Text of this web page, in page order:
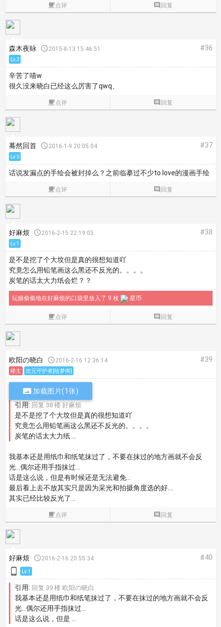
点评  回复
森木夜昹 2015-8-13 15:46:51 #36
Lv.2
辛苦了喵w
很久没来晓白已经这么厉害了qwq、
点评  回复
蓦然回首 2016-1-9 20:05:04 #37
Lv.5
话说发漏点的手绘会被封掉么？之前临摹过不少to love的漫画手绘
点评  回复
好麻烦 2016-2-15 22:19:05 #38
Lv.1
是不是挖了个大坟但是真的很想知道吖
究竟怎么用铅笔画这么黑还不反光的。。。。
炭笔的话太大力纸会烂？？
坛娘偷偷地在好麻烦的口袋里放入了 9 枚 星币
点评  回复
欧阳の晓白 2016-2-16 12:36:14 #39
楼主 次元守护者[绘梦阁]
加载图片(1张)
引用: 回复 38 楼 好麻烦
是不是挖了个大坟但是真的很想知道吖
究竟怎么用铅笔画这么黑还不反光的。。。。
炭笔的话太大力纸 ...
我基本还是用纸巾和纸笔抹过了，不要在抹过的地方画就不会反
光...偶尔还用手指抹过...
话是这么说，但是有时候还是无法避免...
最后看上去不放其实只是因为采光和拍摄角度选的好....
其实已经比较反光了...
点评  回复
好麻烦 2016-2-16 20:55:34 #40
 Lv.1
引用: 回复 39 楼 欧阳の晓白
我基本还是用纸巾和纸笔抹过了，不要在抹过的地方画就不会反
光...偶尔还用手指抹过...
话是这么说，但是 ...